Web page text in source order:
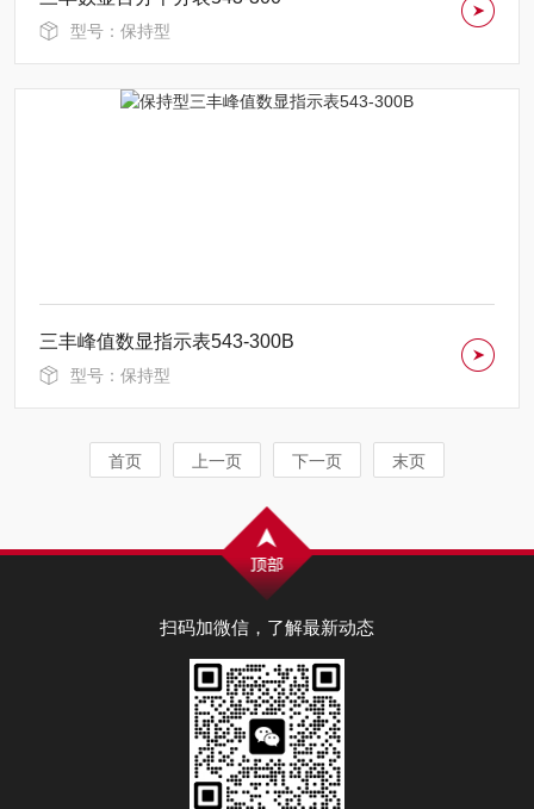
型号：保持型
三丰峰值数显指示表543-300B
型号：保持型
首页 上一页 下一页 末页
扫码加微信，了解最新动态